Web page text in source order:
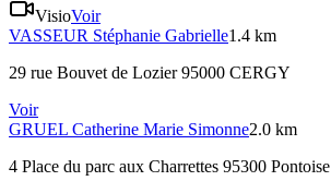
VisioVoir
VASSEUR Stéphanie Gabrielle1.4 km
29 rue Bouvet de Lozier 95000 CERGY
Voir
GRUEL Catherine Marie Simonne2.0 km
4 Place du parc aux Charrettes 95300 Pontoise